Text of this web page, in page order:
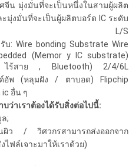
จีน มุ่งมั่นที่จะเป็นหนึ่งในสามผู้ผลิต
มุ่งมั่นที่จะเป็นผู้ผลิตบอร์ด IC ระดับ
โลยีเช่นวัสดุ L/S
บ: Wire bonding Substrate Wire
(Memor y IC substrate)
ไร้สาย , Bluetooth) 2/4/6L
อัพ (หลุมฝัง / ตาบอด) Flipchip
ic อื่น ๆ
ว่าเราต้องได้รับสิ่งต่อไปนี้:
;
ว / วิศวกรสามารถส่งออกจาก
ฟล์เจาะมาให้เราด้วย)